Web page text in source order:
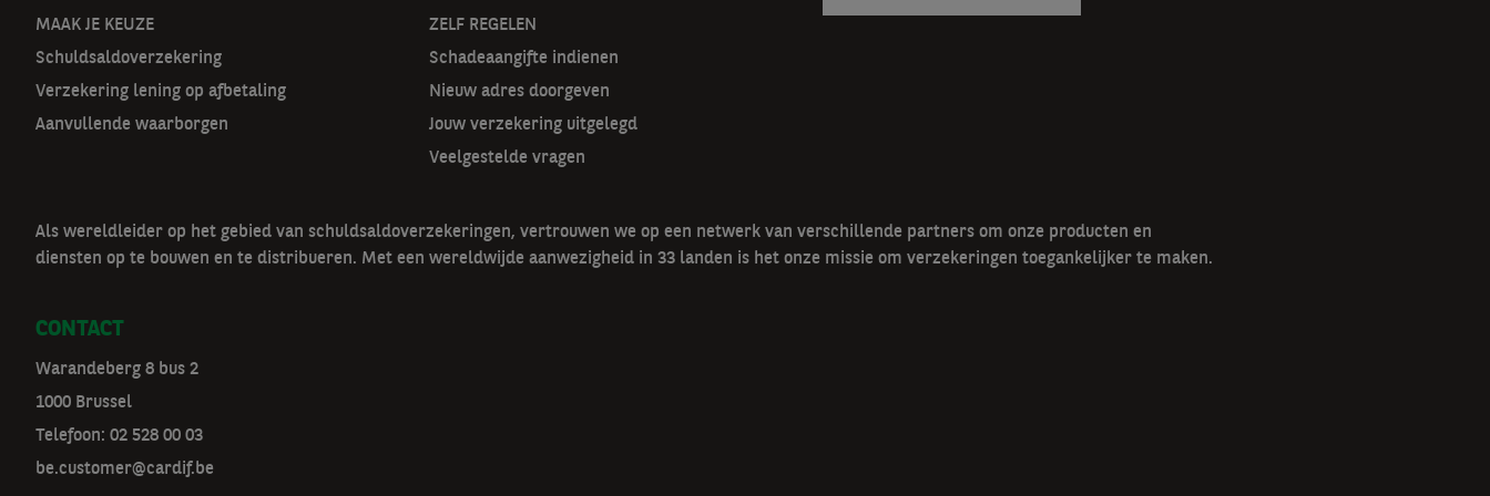
o
o
r
t
a
v
MAAK JE KEUZE
Schuldsaldoverzekering
Verzekering lening op afbetaling
Aanvullende waarborgen
ZELF REGELEN
Schadeaangifte indienen
Nieuw adres doorgeven
Jouw verzekering uitgelegd
Veelgestelde vragen
Als wereldleider op het gebied van schuldsaldoverzekeringen, vertrouwen we op een netwerk van verschillende partners om onze producten en
diensten op te bouwen en te distribueren. Met een wereldwijde aanwezigheid in 33 landen is het onze missie om verzekeringen toegankelijker te maken.
CONTACT
Warandeberg 8 bus 2
1000 Brussel
Telefoon: 02 528 00 03
be.customer@cardif.be